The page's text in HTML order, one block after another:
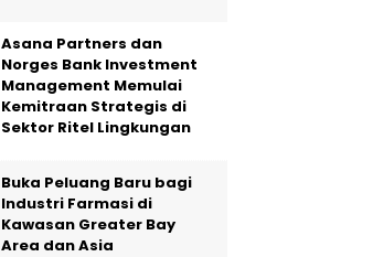
Asana Partners dan
Norges Bank Investment
Management Memulai
Kemitraan Strategis di
Sektor Ritel Lingkungan
Buka Peluang Baru bagi
Industri Farmasi di
Kawasan Greater Bay
Area dan Asia